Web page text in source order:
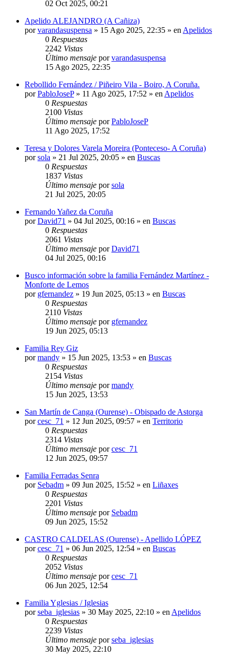
02 Oct 2025, 00:21
Apelido ALEJANDRO (A Cañiza)
porvarandasuspensa » 15 Ago 2025, 22:35 » en Apelidos
0 Respuestas
2242 Vistas
Último mensaje porvarandasuspensa
15 Ago 2025, 22:35
Rebollido Fernández / Piñeiro Vila - Boiro, A Coruña.
porPabloJoseP» 11 Ago 2025, 17:52 » en Apelidos
0 Respuestas
2100 Vistas
Último mensaje porPabloJoseP
11 Ago 2025, 17:52
Teresa y Dolores Varela Moreira (Ponteceso- A Coruña)
porsola » 21 Jul 2025, 20:05 » en Buscas
0 Respuestas
1837 Vistas
Último mensaje porsola
21 Jul 2025, 20:05
Fernando Yañez da Coruña
porDavid71 » 04 Jul 2025, 00:16 » en Buscas
0 Respuestas
2061 Vistas
Último mensaje porDavid71
04 Jul 2025, 00:16
Busco información sobre la familia Fernández Martínez -
Monforte de Lemos
por gfernandez » 19 Jun 2025, 05:13 » en Buscas
0 Respuestas
2110 Vistas
Último mensaje por gfernandez
19 Jun 2025, 05:13
Familia Rey Giz
pormandy » 15 Jun 2025, 13:53 » en Buscas
0 Respuestas
2154 Vistas
Último mensaje pormandy
15 Jun 2025, 13:53
San Martín de Canga (Ourense) - Obispado de Astorga
porcesc_71 » 12 Jun 2025, 09:57 » en Territorio
0 Respuestas
2314 Vistas
Último mensaje porcesc_71
12 Jun 2025, 09:57
Familia Ferradas Senra
por Sebadm » 09 Jun 2025, 15:52 » en Liñaxes
0 Respuestas
2201 Vistas
Último mensaje por Sebadm
09 Jun 2025, 15:52
CASTRO CALDELAS (Ourense) - Apellido LÓPEZ
porcesc_71 » 06 Jun 2025, 12:54 » en Buscas
0 Respuestas
2052 Vistas
Último mensaje porcesc_71
06 Jun 2025, 12:54
Familia Yglesias / Iglesias
porseba_iglesias » 30 May 2025, 22:10 » en Apelidos
0 Respuestas
2239 Vistas
Último mensaje porseba_iglesias
30 May 2025, 22:10